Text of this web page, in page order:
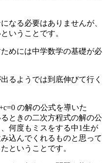
なる必要はありませんが、
いうことです。
めには中学数学の基礎が必
るようでは到底伸びて行く
の解の公式を導いた
ときの二次方程式の解の公
何度もミスをする中1生が
込んでくれるものと思って
ということです。